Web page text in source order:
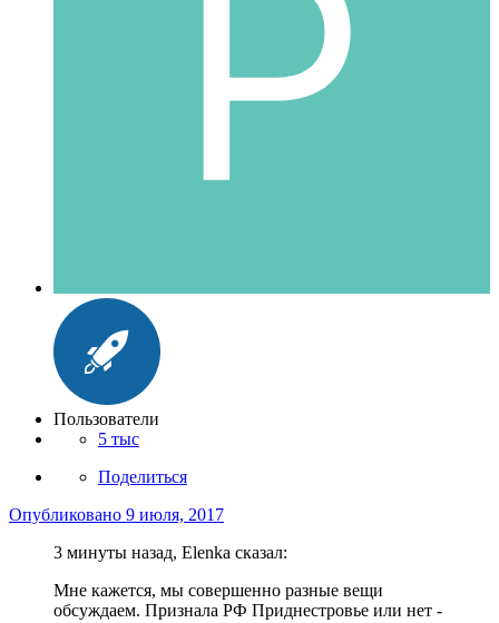
Пользователи
5 тыс
Поделиться
Опубликовано 9 июля, 2017
3 минуты назад, Elenka сказал:
Мне кажется, мы совершенно разные вещи
обсуждаем. Признала РФ Приднестровье или нет -